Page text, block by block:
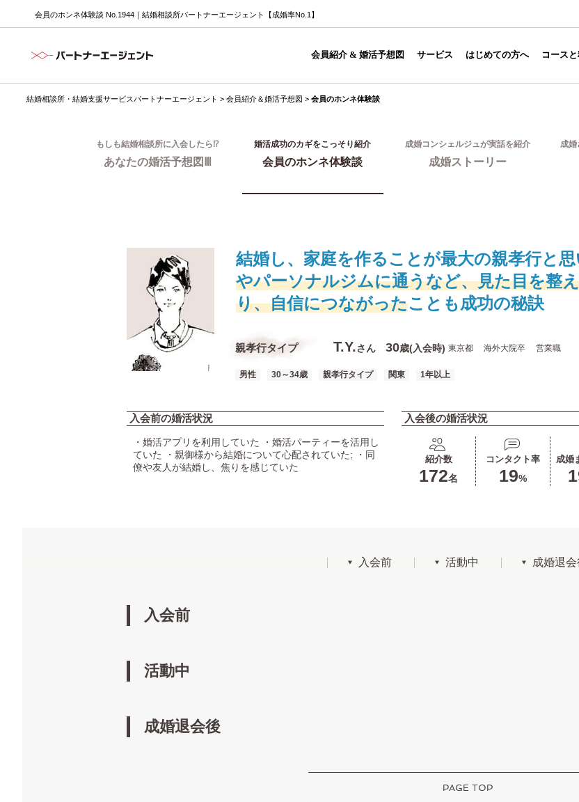
会員のホンネ体験談 No.1944｜結婚相談所パートナーエージェント【成婚率No.1】
会員紹介 & 婚活予想図 サービス はじめての方へ コース
結婚相談所・結婚支援サービスパートナーエージェント > 会員紹介＆婚活予想図 > 会員のホンネ体験談
もしも結婚相談所に入会したら⁉
あなたの婚活予想図Ⅲ
婚活成功のカギをこっそり紹介
会員のホンネ体験談
成婚コンシェルジュが実話を紹介
成婚ストーリー
成婚
結婚し、家庭を作ることが最大の親孝行と思
やパーソナルジムに通うなど、見た目を整
り、自信につながったことも成功の秘訣
親孝行タイプ T.Y.さん 30歳(入会時) 東京都 海外大院卒 営業職
男性 30～34歳 親孝行タイプ 関東 1年以上
入会前の婚活状況
・婚活アプリを利用していた ・婚活パーティーを活用し
ていた ・親御様から結婚について心配されていた; ・同
僚や友人が結婚し、焦りを感じていた
入会後の婚活状況
紹介数
172名
コンタクト率
19%
成婚
入会前 活動中 成婚退会
入会前
活動中
成婚退会後
PAGE TOP